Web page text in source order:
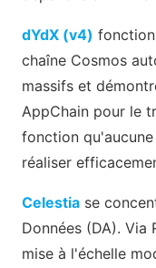
dYdX (v4)
chaîne Cosmos
massifs et
AppChain pour le
fonction
réaliser
Celestia se
Données (DA).
mise à l'échelle